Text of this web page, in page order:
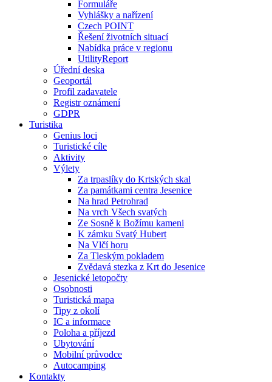
Formuláře
Vyhlášky a nařízení
Czech POINT
Řešení životních situací
Nabídka práce v regionu
UtilityReport
Úřední deska
Geoportál
Profil zadavatele
Registr oznámení
GDPR
Turistika
Genius loci
Turistické cíle
Aktivity
Výlety
Za trpaslíky do Krtských skal
Za památkami centra Jesenice
Na hrad Petrohrad
Na vrch Všech svatých
Ze Sosně k Božímu kameni
K zámku Svatý Hubert
Na Vlčí horu
Za Tleským pokladem
Zvědavá stezka z Krt do Jesenice
Jesenické letopočty
Osobnosti
Turistická mapa
Tipy z okolí
IC a informace
Poloha a příjezd
Ubytování
Mobilní průvodce
Autocamping
Kontakty